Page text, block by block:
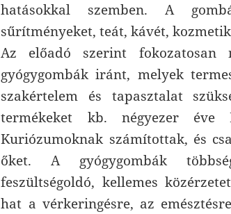
hatásokkal szemben. A
sűrítményeket, teát, kávét,
Az előadó szerint
gyógygombák iránt, melyek
szakértelem és tapasztalat
termékeket kb. négyezer éve
Kuriózumoknak számítottak, és
őket. A gyógygombák
feszültségoldó, kellemes
hat a vérkeringésre, az